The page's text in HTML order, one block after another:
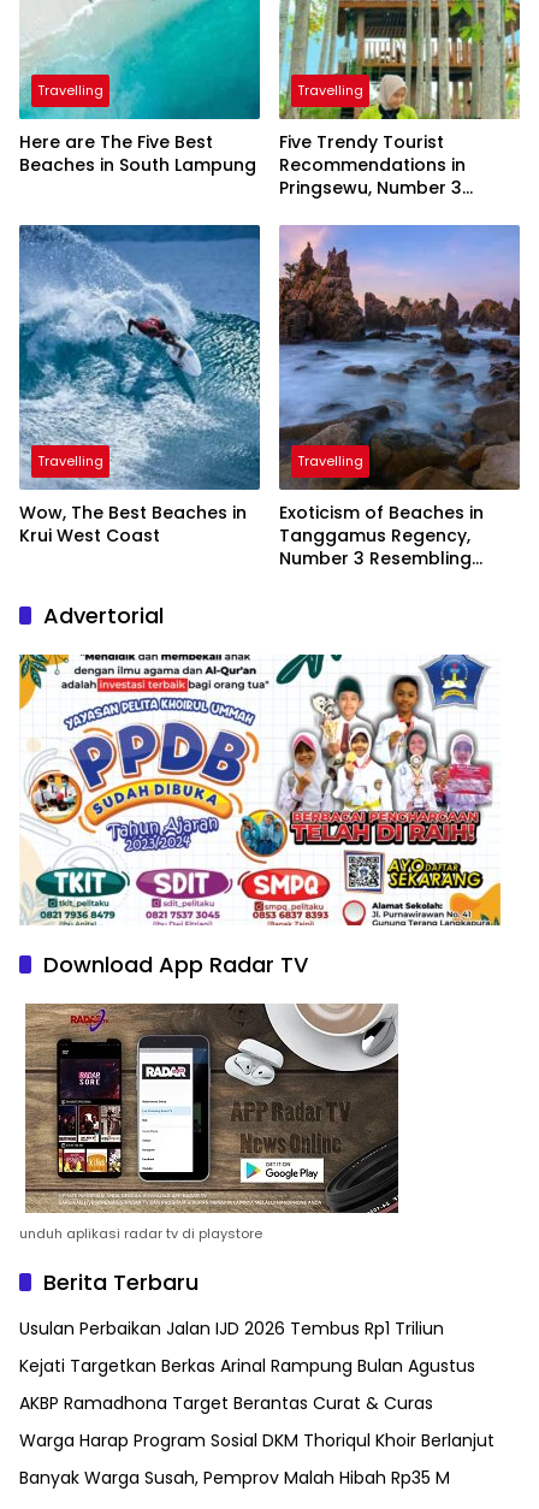
Travelling
Here are The Five Best
Beaches in South Lampung
Travelling
Five Trendy Tourist
Recommendations in
Pringsewu, Number 3
President
Travelling
Wow, The Best Beaches in
Krui West Coast
Travelling
Exoticism of Beaches in
Tanggamus Regency,
Number 3 Resembling
Advertorial
Download App Radar TV
unduh aplikasi radar tv di playstore
Berita Terbaru
Usulan Perbaikan Jalan IJD 2026 Tembus Rp1 Triliun
Kejati Targetkan Berkas Arinal Rampung Bulan Agustus
AKBP Ramadhona Target Berantas Curat & Curas
Warga Harap Program Sosial DKM Thoriqul Khoir Berlanjut
Banyak Warga Susah, Pemprov Malah Hibah Rp35 M